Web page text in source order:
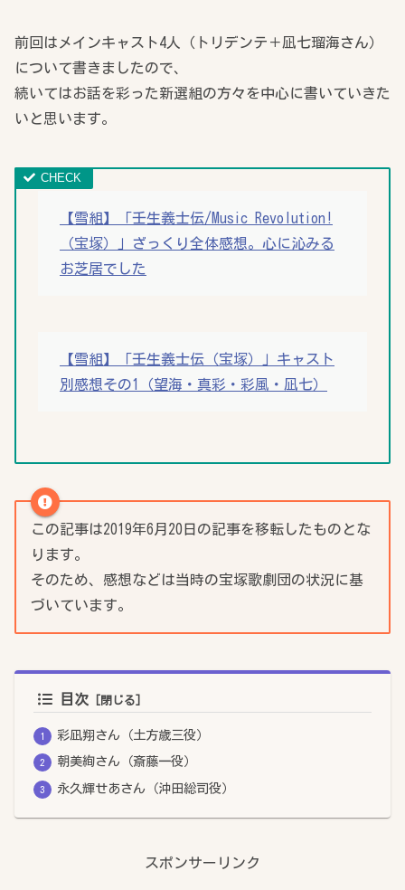
前回はメインキャスト4人（トリデンテ＋凪七瑠海さん）
について書きましたので、
続いてはお話を彩った新選組の方々を中心に書いていきた
いと思います。
【雪組】「壬生義士伝/Music Revolution!
（宝塚）」ざっくり全体感想。心に沁みる
お芝居でした
【雪組】「壬生義士伝（宝塚）」キャスト
別感想その1（望海・真彩・彩風・凪七）
この記事は2019年6月20日の記事を移転したものとな
ります。
そのため、感想などは当時の宝塚歌劇団の状況に基
づいています。
目次
彩凪翔さん（土方歳三役）
朝美絢さん（斎藤一役）
永久輝せあさん（沖田総司役）
スポンサーリンク